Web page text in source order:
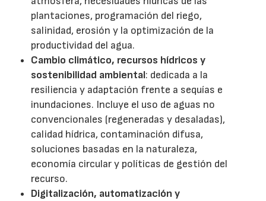
plantaciones, programación del riego,
salinidad, erosión y la optimización de la
productividad del agua.
Cambio climático, recursos hídricos y
sostenibilidad ambiental: dedicada a la
resiliencia y adaptación frente a sequías e
inundaciones. Incluye el uso de aguas no
convencionales (regeneradas y desaladas),
calidad hídrica, contaminación difusa,
soluciones basadas en la naturaleza,
economía circular y políticas de gestión del
recurso.
Digitalización, automatización y